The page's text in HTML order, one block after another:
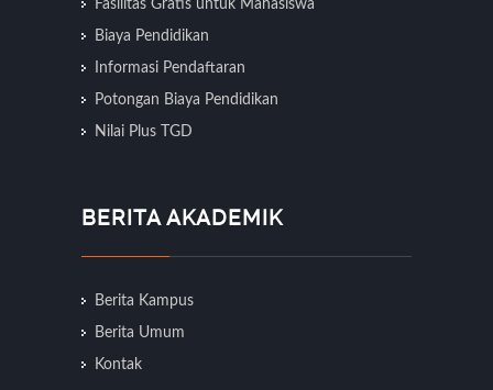
Fasilitas Gratis untuk Mahasiswa
Biaya Pendidikan
Informasi Pendaftaran
Potongan Biaya Pendidikan
Nilai Plus TGD
BERITA AKADEMIK
Berita Kampus
Berita Umum
Kontak